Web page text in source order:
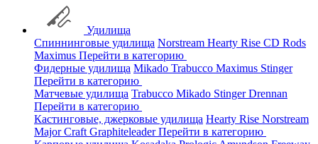
Удилища
Спиннинговые удилища Norstream Hearty Rise CD Rods
Maximus Перейти в категорию
Фидерные удилища Mikado Trabucco Maximus Stinger
Перейти в категорию
Матчевые удилища Trabucco Mikado StingerDrennan
Перейти в категорию
Кастинговые, джерковые удилища Hearty Rise Norstream
Major Craft GraphiteleaderПерейти в категорию